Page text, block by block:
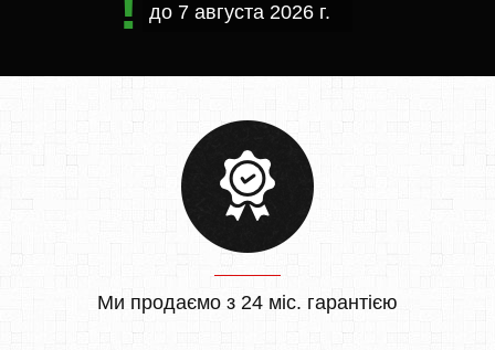
до 7 августа 2026 г.
Ми продаємо з 24 міс. гарантією